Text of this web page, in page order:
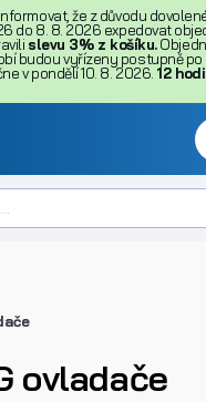
že z důvodu
do 8. 8. 2026 expedovat
slevu 3% z košíku.
budou vyřízeny postupně po
v pondělí 10. 8. 2026. 12
ovladače